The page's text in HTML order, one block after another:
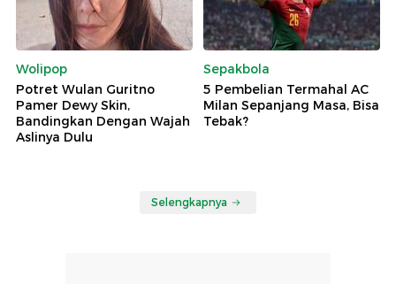
Wolipop
Potret Wulan Guritno
Pamer Dewy Skin,
Bandingkan Dengan Wajah
Aslinya Dulu
Sepakbola
5 Pembelian Termahal AC
Milan Sepanjang Masa, Bisa
Tebak?
Selengkapnya